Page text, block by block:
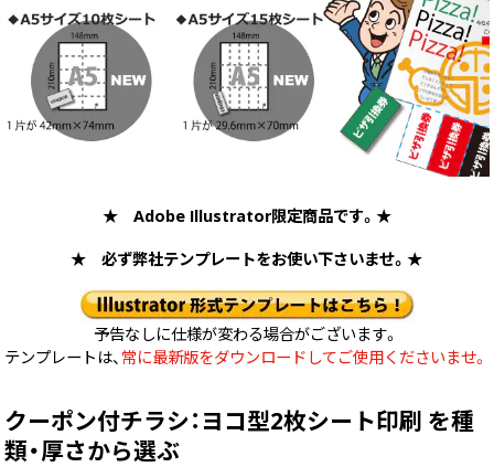
★ Adobe Illustrator限定商品です。★
★ 必ず弊社テンプレートをお使い下さいませ。★
予告なしに仕様が変わる場合がございます。
テンプレートは、 常に最新版をダウンロードしてご使用くださいませ。
クーポン付チラシ：ヨコ型2枚シート印刷 を種
類・厚さから選ぶ
封筒／クリアファイル